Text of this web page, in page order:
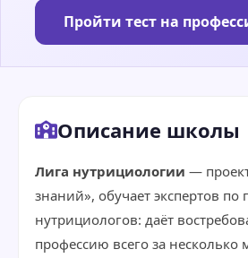
Пройти тест на
Описание школы
Лига нутрициологии —
знаний», обучает экспертов
нутрициологов: даёт
профессию всего за несколько